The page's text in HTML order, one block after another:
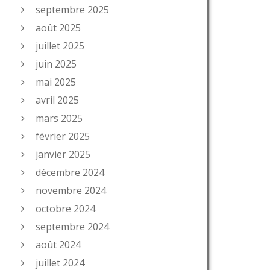
septembre 2025
août 2025
juillet 2025
juin 2025
mai 2025
avril 2025
mars 2025
février 2025
janvier 2025
décembre 2024
novembre 2024
octobre 2024
septembre 2024
août 2024
juillet 2024